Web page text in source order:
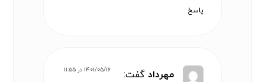
پاسخ
مهرداد گفت: ۱۴۰۱/۰۵/۱۶ در ۱۱:۵۵